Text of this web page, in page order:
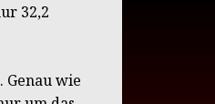
32,2
wie